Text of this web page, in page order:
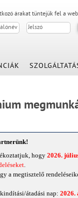
árakat tüntejük fel a
hogy2026.
.
a megtisztelő
átadási nap: 2026.